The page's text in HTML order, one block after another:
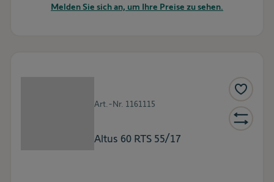
Melden Sie sich an, um Ihre Preise zu sehen.
Art.-Nr. 1161115
Altus 60 RTS 55/17